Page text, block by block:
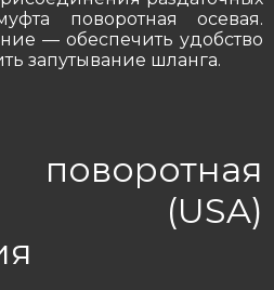
поворотная осевая.
— обеспечить удобство
запутывание шланга.
(USA)